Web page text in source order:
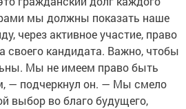
мы должны показать наше
через активное участие, право
своего кандидата. Важно, чтобы
Мы не имеем право быть
— подчеркнул он. — Мы смело
выбор во благо будущего,